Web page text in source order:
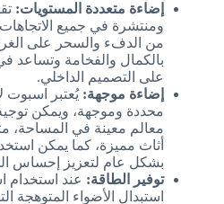
إضاءة متعددة المستويات:
ومنتشرة في جميع
من الدفء والسحر على
بالكمال والفخامة وتساعد
على التصميم الداخلي.
إضاءة موجهة:يُعتبر اسبوت
محددة وموجهة، ويمكن توجيه
معالم معينة في المساحة،
أثاث مميزة، كما يمكن
بشكل عام لتعزيز إحساس
توفير الطاقة: عند استخدام